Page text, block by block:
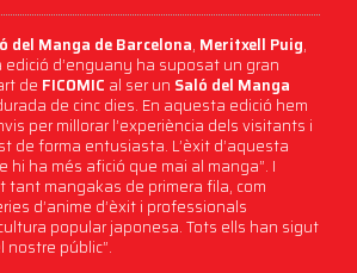
del Manga de Barcelona, Meritxell Puig,
d’enguany ha suposat un gran
de FICOMIC al ser un Saló del Manga
de cinc dies. En aquesta edició hem
per millorar l’experiència dels visitants i
de forma entusiasta. L’èxit d’aquesta
hi ha més afició que mai al manga”. I
tant mangakas de primera fila, com
d’anime d’èxit i professionals
popular japonesa. Tots ells han sigut
públic”.